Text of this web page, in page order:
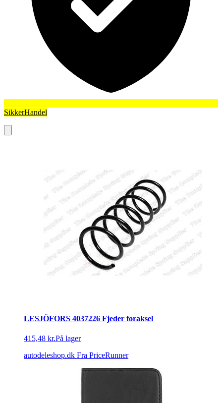
SikkerHandel
LESJÖFORS 4037226 Fjeder foraksel
415,48 kr.På lager
autodeleshop.dk Fra PriceRunner